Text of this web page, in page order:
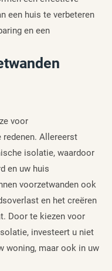
een huis te verbeteren
en een
voor
Allereerst
isolatie, waardoor
en uw huis
voorzetwanden ook
en het creëren
Door te kiezen voor
investeert u niet
woning, maar ook in uw